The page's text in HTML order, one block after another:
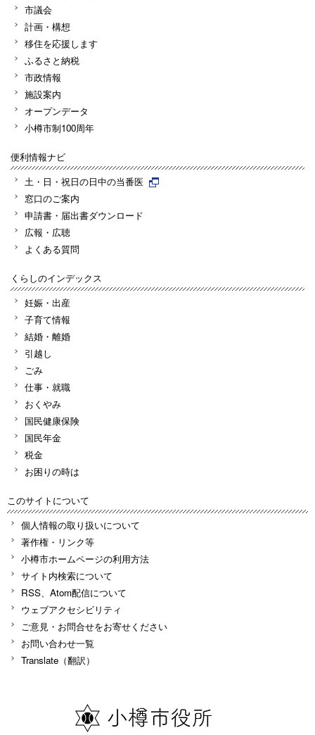
市議会
計画・構想
移住を応援します
ふるさと納税
市政情報
施設案内
オープンデータ
小樽市制100周年
便利情報ナビ
土・日・祝日の日中の当番医
窓口のご案内
申請書・届出書ダウンロード
広報・広聴
よくある質問
くらしのインデックス
妊娠・出産
子育て情報
結婚・離婚
引越し
ごみ
仕事・就職
おくやみ
国民健康保険
国民年金
税金
お困りの時は
このサイトについて
個人情報の取り扱いについて
著作権・リンク等
小樽市ホームページの利用方法
サイト内検索について
RSS、Atom配信について
ウェブアクセシビリティ
ご意見・お問合せをお寄せください
お問い合わせ一覧
Translate（翻訳）